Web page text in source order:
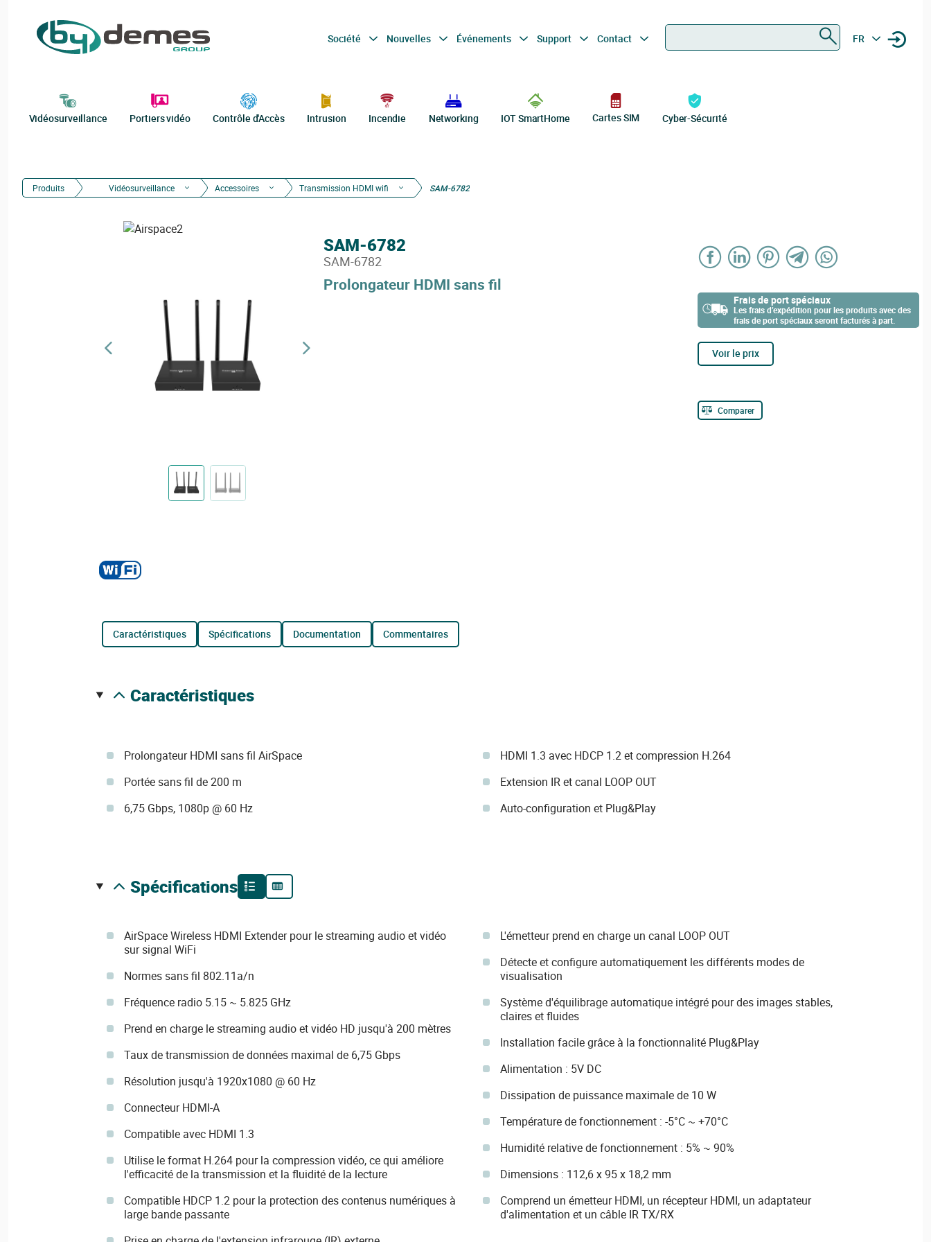
Société Nouvelles Événements Support Contact FR
Vidéosurveillance Portiers vidéo Contrôle d'Accès Intrusion Incendie Networking IOT SmartHome Cartes SIM Cyber-Sécurité
Produits Vidéosurveillance Accessoires Transmission HDMI wifi SAM-6782
Prolongateur HDMI sans fil
SAM-6782
SAM-6782
Frais de port spéciaux
Les frais d’expédition pour les produits avec des
frais de port spéciaux seront facturés à part.
Voir le prix
Comparer
caractéristiques spécifications documentation commentaires
caractéristiques
Prolongateur HDMI sans fil AirSpace
Portée sans fil de 200 m
6,75 Gbps, 1080p @ 60 Hz
HDMI 1.3 avec HDCP 1.2 et compression H.264
Extension IR et canal LOOP OUT
Auto-configuration et Plug&Play
spécifications
AirSpace Wireless HDMI Extender pour le streaming audio et vidéo
sur signal WiFi
Normes sans fil 802.11a/n
Fréquence radio 5.15 ~ 5.825 GHz
Prend en charge le streaming audio et vidéo HD jusqu'à 200 mètres
Taux de transmission de données maximal de 6,75 Gbps
Résolution jusqu'à 1920x1080 @ 60 Hz
Connecteur HDMI-A
Compatible avec HDMI 1.3
Utilise le format H.264 pour la compression vidéo, ce qui améliore
l'efficacité de la transmission et la fluidité de la lecture
Compatible HDCP 1.2 pour la protection des contenus numériques à
large bande passante
L'émetteur prend en charge un canal LOOP OUT
Détecte et configure automatiquement les différents modes de
visualisation
Système d'équilibrage automatique intégré pour des images stables,
claires et fluides
Installation facile grâce à la fonctionnalité Plug&Play
Alimentation : 5V DC
Dissipation de puissance maximale de 10 W
Température de fonctionnement : -5°C ~ +70°C
Humidité relative de fonctionnement : 5% ~ 90%
Dimensions : 112,6 x 95 x 18,2 mm
Comprend un émetteur HDMI, un récepteur HDMI, un adaptateur
d'alimentation et un câble IR TX/RX